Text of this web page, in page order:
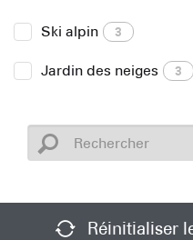
Ski alpin 3
Jardin des neiges 3
Réinitialiser